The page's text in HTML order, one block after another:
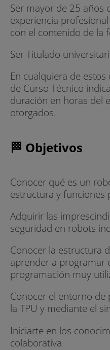
Ser mayor de 25 años
experiencia
con el contenido de la
Ser Titulado
En cualquiera de
de Curso Técnico
duración en horas del
otorgados.
🏁 Objetivos
Conocer qué es un
estructura y funciones
Adquirir las
seguridad en robots
Conocer la estructura
aprender a programar
programación muy
Conocer el entorno
la TPU y mediante el
Iniciarte en los
colaborativa